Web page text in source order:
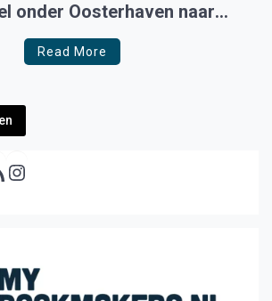
onder Oosterhaven naar
Read More
RSS feed